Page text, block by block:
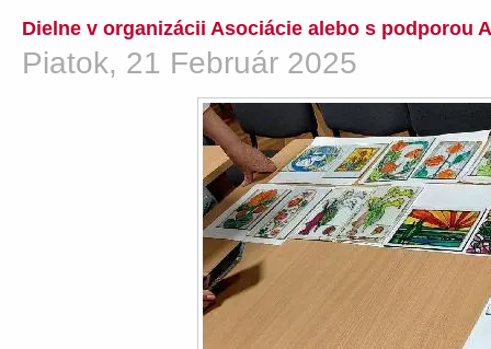
Dielne v organizácii Asociácie alebo s podporou
Piatok, 21 Február 2025